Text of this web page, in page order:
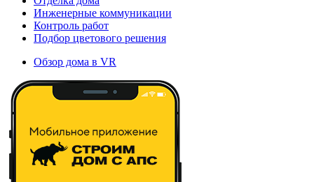
Инженерные коммуникации
Контроль работ
Подбор цветового решения
Обзор дома в VR